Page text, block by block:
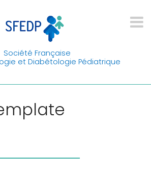
Société Française
et Diabétologie Pédiatrique